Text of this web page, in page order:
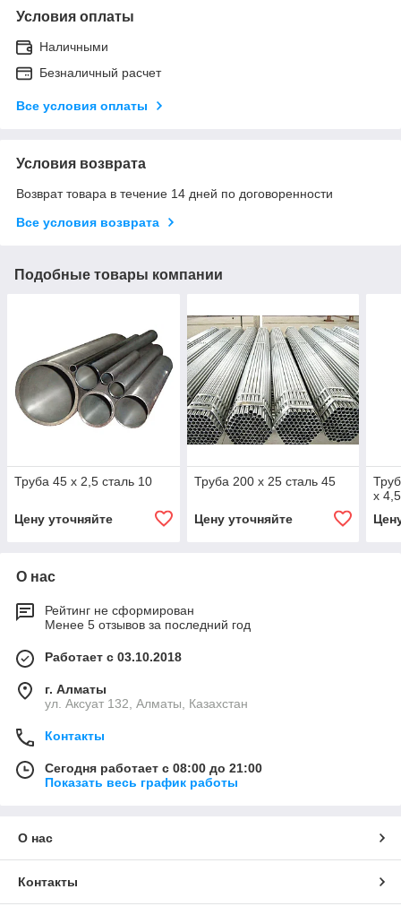
Условия оплаты
Наличными
Безналичный расчет
Все условия оплаты
Условия возврата
Возврат товара в течение 14 дней по договоренности
Все условия возврата
Подобные товары компании
Труба 45 х 2,5 сталь 10
Цену уточняйте
Труба 200 х 25 сталь 45
Цену уточняйте
х
О нас
Рейтинг не сформирован
Менее 5 отзывов за последний год
Работает с 03.10.2018
г. Алматы
ул. Аксуат 132, Алматы, Казахстан
Контакты
Сегодня работает с 08:00 до 21:00
Показать весь график работы
О нас
Контакты